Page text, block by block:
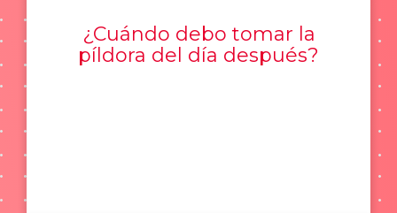
¿Cuándo debo tomar la
píldora del día después?